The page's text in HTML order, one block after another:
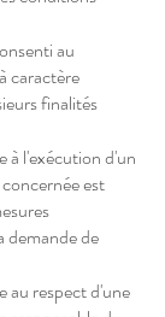
au
caractère
finalités
à l'exécution d'un
est
demande de
au respect d'une